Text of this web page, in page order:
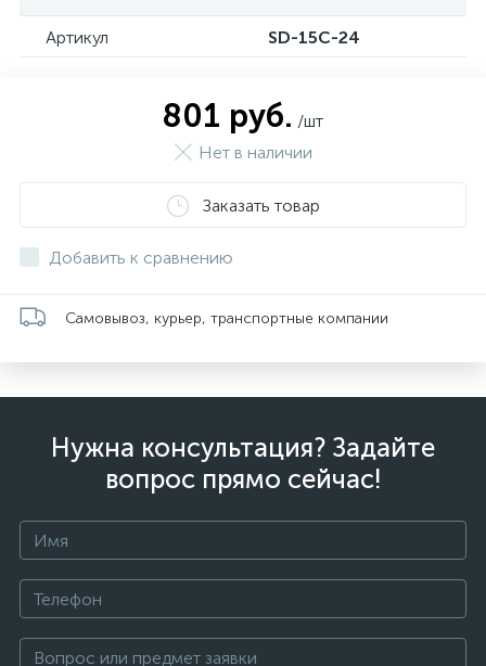
Артикул SD-15C-24
801 руб. /шт
Нет в наличии
Заказать товар
Добавить к сравнению
Самовывоз, курьер, транспортные компании
Нужна консультация? Задайте
вопрос прямо сейчас!